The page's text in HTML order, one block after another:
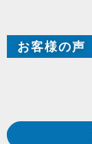
お客様の声
Prev